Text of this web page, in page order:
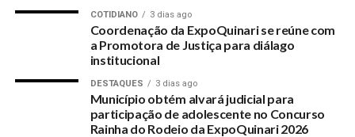
entrega de equipamentos para o artesanato da Casa Luiz de
Mello, por meio do “Projeto Reciclar Para Viver”, financiado
pela Fundação Banco do Brasil.
Com a Rede Social da Senadora.
COTIDIANO 3 dias ago
Coordenação da ExpoQuinari se reúne com
a Promotora de Justiça para diálago
institucional
DESTAQUES 3 dias ago
Município obtém alvará judicial para
participação de adolescente no Concurso
Rainha do Rodeio da ExpoQuinari 2026